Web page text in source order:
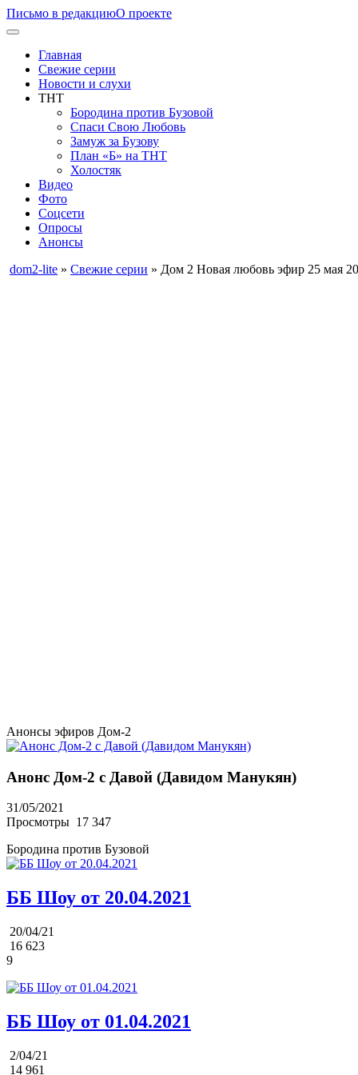
Письмо в редакциюО проекте
Главная
Свежие серии
Новости и слухи
ТНТ
Бородина против Бузовой
Спаси Свою Любовь
Замуж за Бузову
План «Б» на ТНТ
Холостяк
Видео
Фото
Соцсети
Опросы
Анонсы
dom2-lite » Свежие серии » Дом 2 Новая любовь эфир 25 мая
Анонсы эфиров Дом-2
Анонс Дом-2 с Давой (Давидом Манукян)
31/05/2021
Просмотры 17 347
Бородина против Бузовой
ББ Шоу от 20.04.2021
20/04/21
16 623
9
ББ Шоу от 01.04.2021
2/04/21
14 961